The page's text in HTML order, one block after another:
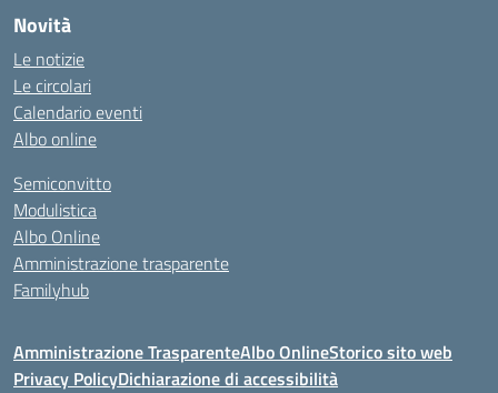
Novità
Le notizie
Le circolari
Calendario eventi
Albo online
Semiconvitto
Modulistica
Albo Online
Amministrazione trasparente
Familyhub
Amministrazione TrasparenteAlbo OnlineStorico sito web
Privacy PolicyDichiarazione di accessibilità